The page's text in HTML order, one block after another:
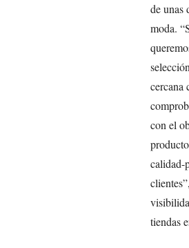
de unas
moda.
cercana
con el
calidad-
tiendas